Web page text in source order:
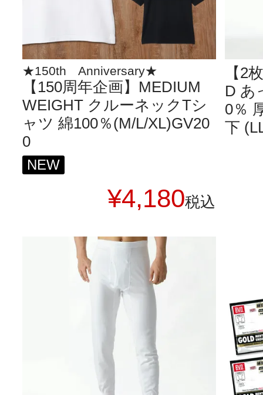
★150th Anniversary★
【150周年企画】MEDIUM
WEIGHT クルーネックTシ
ャツ 綿100％(M/L/XL)GV20
0
NEW
¥4,180税込
【2
D あ
0％
下